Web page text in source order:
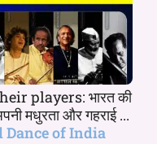
players: भारत की
मधुरता और गहराई ...
Dance of India